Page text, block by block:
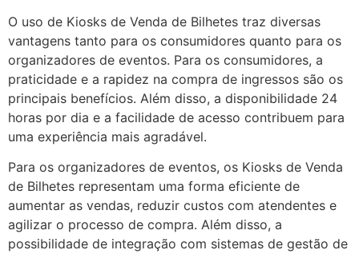
O uso de Kiosks de Venda de Bilhetes traz diversas
vantagens tanto para os consumidores quanto para os
organizadores de eventos. Para os consumidores, a
praticidade e a rapidez na compra de ingressos são os
principais benefícios. Além disso, a disponibilidade 24
horas por dia e a facilidade de acesso contribuem para
uma experiência mais agradável.
Para os organizadores de eventos, os Kiosks de Venda
de Bilhetes representam uma forma eficiente de
aumentar as vendas, reduzir custos com atendentes e
agilizar o processo de compra. Além disso, a
possibilidade de integração com sistemas de gestão de